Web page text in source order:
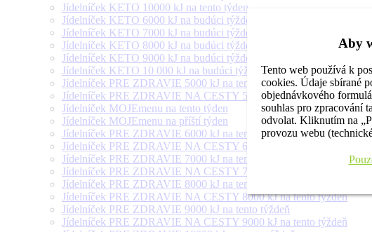
Aby
Tento web používá k
cookies. Údaje sbírané
objednávkového
souhlas pro zpracování
odvolat. Kliknutím na
provozu webu
Jídelníček KETO 10000 kJ na tento týden
Jídelníček KETO 6000 kJ na budúci týždeň
Jídelníček KETO 7000 kJ na budúci týždeň
Jídelníček KETO 8000 kJ na budúci týždeň
Jídelníček KETO 9000 kJ na budúci týždeň
Jídelníček KETO 10 000 kJ na budúci týždeň
Jídelníček PRE ZDRAVIE 5000 kJ na tento týždeň
Jídelníček PRE ZDRAVIE NA CESTY 5000 kJ na tento týždeň
Jídelníček MOJEmenu na tento týden
Jídelníček MOJEmenu na příští týden
Jídelníček PRE ZDRAVIE 6000 kJ na tento týždeň
Jídelníček PRE ZDRAVIE NA CESTY 6000 kJ na tento týždeň
Jídelníček PRE ZDRAVIE 7000 kJ na tento týždeň
Jídelníček PRE ZDRAVIE NA CESTY 7000 kJ na tento týždeň
Jídelníček PRE ZDRAVIE 8000 kJ na tento týždeň
Jídelníček PRE ZDRAVIE NA CESTY 8000 kJ na tento týždeň
Jídelníček PRE ZDRAVIE 9000 kJ na tento týždeň
Jídelníček PRE ZDRAVIE NA CESTY 9000 kJ na tento týždeň